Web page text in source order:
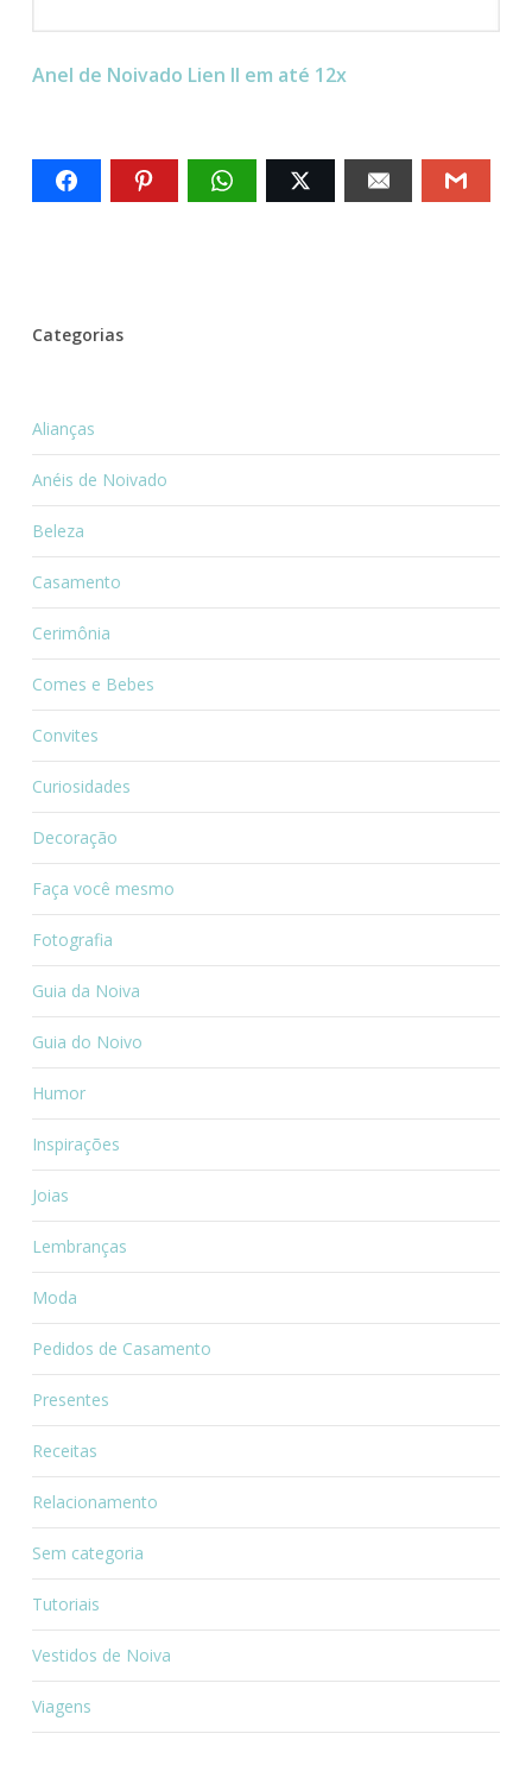
Anel de Noivado Lien II em até 12x
Categorias
Alianças
Anéis de Noivado
Beleza
Casamento
Cerimônia
Comes e Bebes
Convites
Curiosidades
Decoração
Faça você mesmo
Fotografia
Guia da Noiva
Guia do Noivo
Humor
Inspirações
Joias
Lembranças
Moda
Pedidos de Casamento
Presentes
Receitas
Relacionamento
Sem categoria
Tutoriais
Vestidos de Noiva
Viagens